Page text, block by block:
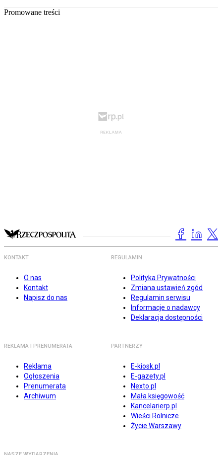
Promowane treści
KONTAKT
O nas
Kontakt
Napisz do nas
REGULAMIN
Polityka Prywatności
Zmiana ustawień zgód
Regulamin serwisu
Informacje o nadawcy
Deklaracja dostępności
REKLAMA I PRENUMERATA
Reklama
Ogłoszenia
Prenumerata
Archiwum
PARTNERZY
E-kiosk.pl
E-gazety.pl
Nexto.pl
Mała księgowość
Kancelarierp.pl
Wieści Rolnicze
Życie Warszawy